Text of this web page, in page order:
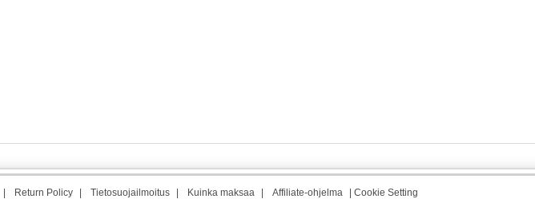
Return Policy Tietosuojailmoitus Kuinka maksaa Affiliate-ohjelma Cookie Setting